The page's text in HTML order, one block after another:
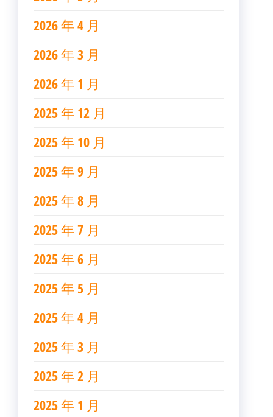
2026 年 4 月
2026 年 3 月
2026 年 1 月
2025 年 12 月
2025 年 10 月
2025 年 9 月
2025 年 8 月
2025 年 7 月
2025 年 6 月
2025 年 5 月
2025 年 4 月
2025 年 3 月
2025 年 2 月
2025 年 1 月